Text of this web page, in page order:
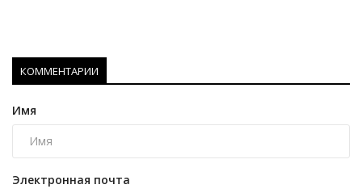
КОММЕНТАРИИ
Имя
Электронная почта